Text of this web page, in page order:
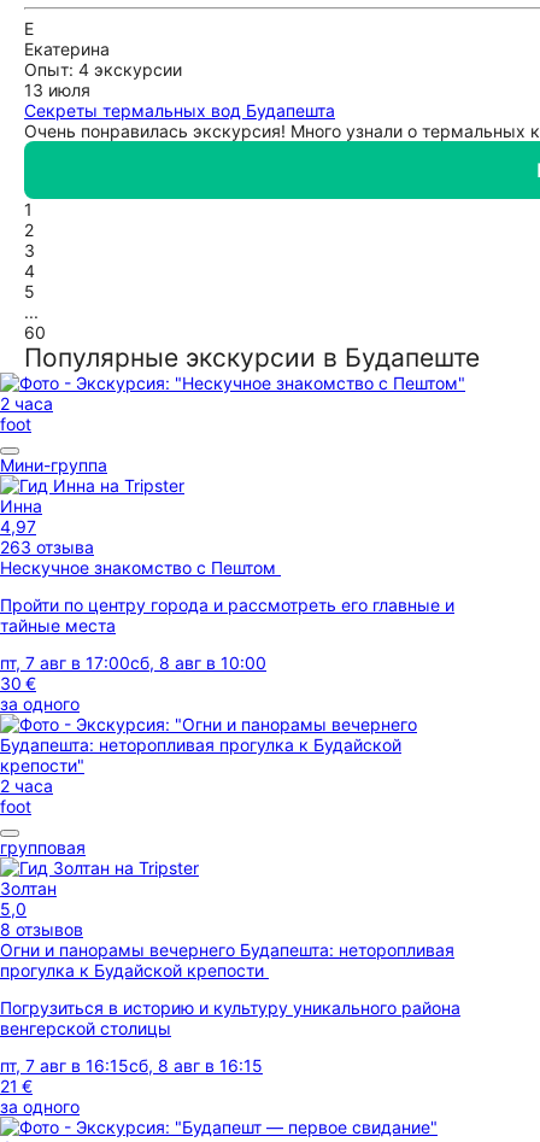
Е
Екатерина
Опыт: 4 экскурсии
13 июля
Секреты термальных вод Будапешта
Очень понравилась экскурсия! Много узнали о термальных
1
2
3
4
5
...
60
Популярные экскурсии в Будапеште
2 часа
foot
Мини-группа
Инна
4,97
263 отзыва
Нескучное знакомство с Пештом
Пройти по центру города и рассмотреть его главные и
тайные места
пт, 7 авг в 17:00сб, 8 авг в 10:00
30 €
за одного
2 часа
foot
групповая
Золтан
5,0
8 отзывов
Огни и панорамы вечернего Будапешта: неторопливая
прогулка к Будайской крепости
Погрузиться в историю и культуру уникального района
венгерской столицы
пт, 7 авг в 16:15сб, 8 авг в 16:15
21 €
за одного